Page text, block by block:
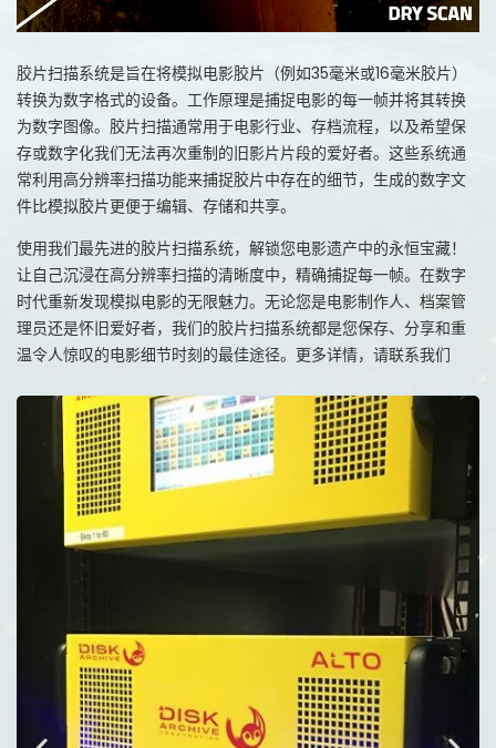
胶片扫描系统是旨在将模拟电影胶片（例如35毫米或16毫米胶片）
转换为数字格式的设备。工作原理是捕捉电影的每一帧并将其转换
为数字图像。胶片扫描通常用于电影行业、存档流程，以及希望保
存或数字化我们无法再次重制的旧影片片段的爱好者。这些系统通
常利用高分辨率扫描功能来捕捉胶片中存在的细节，生成的数字文
件比模拟胶片更便于编辑、存储和共享。
使用我们最先进的胶片扫描系统，解锁您电影遗产中的永恒宝藏！
让自己沉浸在高分辨率扫描的清晰度中，精确捕捉每一帧。在数字
时代重新发现模拟电影的无限魅力。无论您是电影制作人、档案管
理员还是怀旧爱好者，我们的胶片扫描系统都是您保存、分享和重
温令人惊叹的电影细节时刻的最佳途径。更多详情，请联系我们